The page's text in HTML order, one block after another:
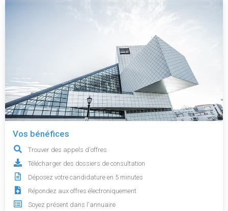
Vos bénéfices
Trouver des appels d'offres
Télécharger des dossiers de consultation
Déposez votre candidature en 5 minutes
Répondez aux offres électroniquement
Soyez présent dans l'annuaire